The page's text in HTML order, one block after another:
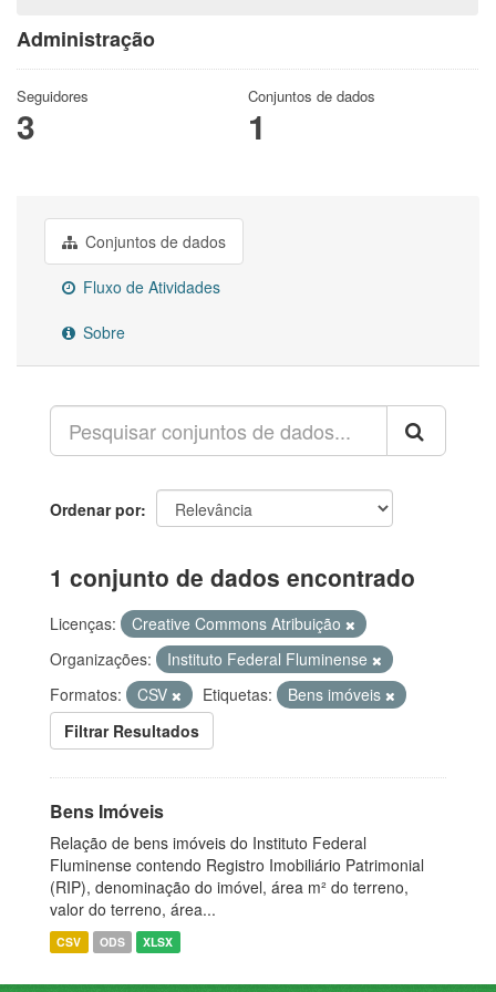
Administração
Seguidores
3
Conjuntos de dados
1
Conjuntos de dados
Fluxo de Atividades
Sobre
Ordenar por
1 conjunto de dados encontrado
Licenças:
Creative Commons Atribuição
Organizações:
Instituto Federal Fluminense
Formatos:
CSV Etiquetas:
Bens imóveis
Filtrar Resultados
Bens Imóveis
Relação de bens imóveis do Instituto Federal
Fluminense contendo Registro Imobiliário Patrimonial
(RIP), denominação do imóvel, área m² do terreno,
valor do terreno, área...
CSV ODS XLSX